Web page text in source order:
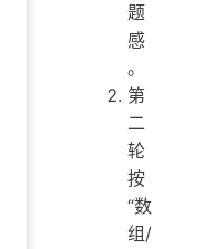
题
感
。
第
二
轮
按
“数
组/